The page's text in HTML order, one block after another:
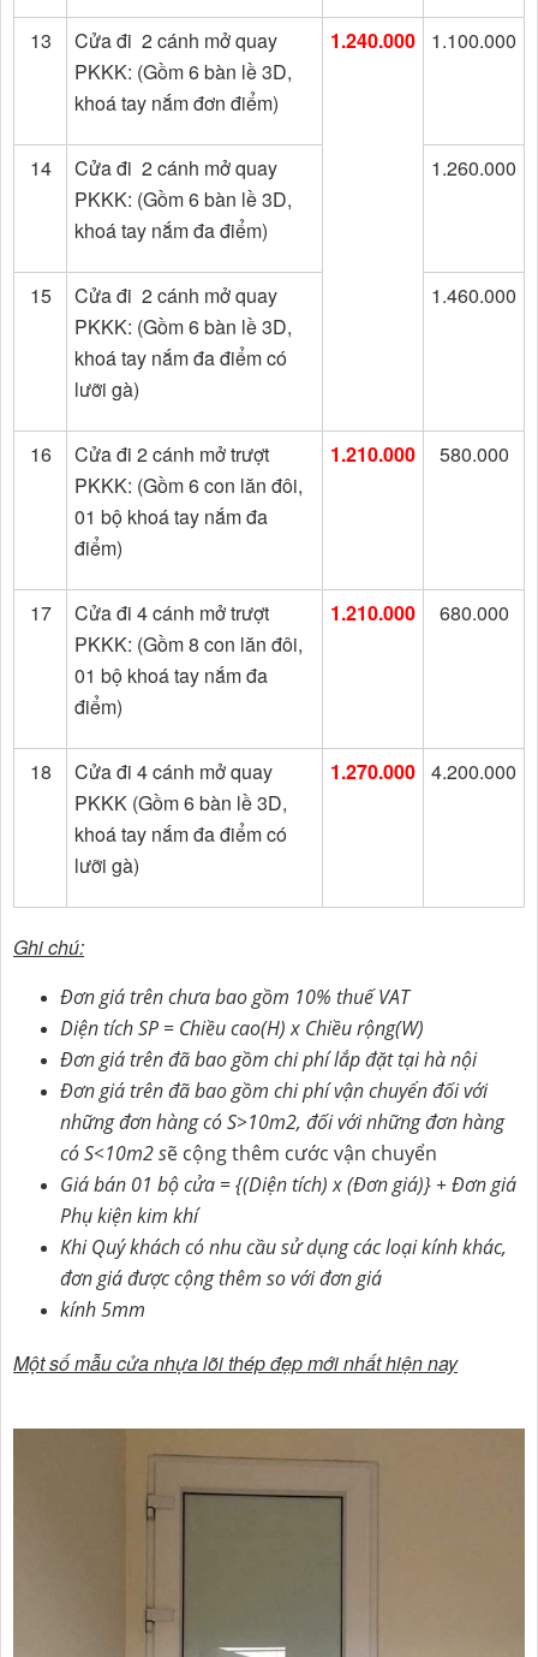
13
Cửa đi 2 cánh mở quay
PKKK: (Gồm 6 bàn lề 3D,
khoá tay nắm đơn điểm)
1.240.000 1.100.000
14
Cửa đi 2 cánh mở quay
PKKK: (Gồm 6 bàn lề 3D,
khoá tay nắm đa điểm)
1.260.000
15
Cửa đi 2 cánh mở quay
PKKK: (Gồm 6 bàn lề 3D,
khoá tay nắm đa điểm có
lưỡi gà)
1.460.000
16
Cửa đi 2 cánh mở trượt
PKKK: (Gồm 6 con lăn đôi,
01 bộ khoá tay nắm đa
điểm)
1.210.000 580.000
17
Cửa đi 4 cánh mở trượt
PKKK: (Gồm 8 con lăn đôi,
01 bộ khoá tay nắm đa
điểm)
1.210.000 680.000
18
Cửa đi 4 cánh mở quay
PKKK (Gồm 6 bàn lề 3D,
khoá tay nắm đa điểm có
lưỡi gà)
1.270.000 4.200.000
Ghi chú:
Đơn giá trên chưa bao gồm 10% thuế VAT
Diện tích SP = Chiều cao(H) x Chiều rộng(W)
Đơn giá trên đã bao gồm chi phí lắp đặt tại hà nội
Đơn giá trên đã bao gồm chi phí vận chuyển đối với
những đơn hàng có S>10m2, đối với những đơn hàng
có S<10m2 sẽ cộng thêm cước vận chuyển
Giá bán 01 bộ cửa = {(Diện tích) x (Đơn giá)} + Đơn giá
Phụ kiện kim khí
Khi Quý khách có nhu cầu sử dụng các loại kính khác,
đơn giá được cộng thêm so với đơn giá
kính 5mm
Một số mẫu cửa nhựa lõi thép đẹp mới nhất hiện nay